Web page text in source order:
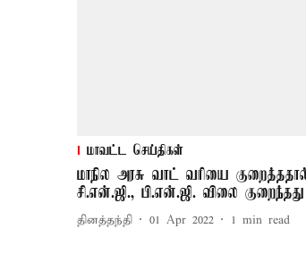
மாவட்ட செய்திகள்
மாநில அரசு வாட் வரியை
சி.என்.ஜி., பி.என்.ஜி. விலை குறைந்தது
தினத்தந்தி 01 Apr 2022 1 min read